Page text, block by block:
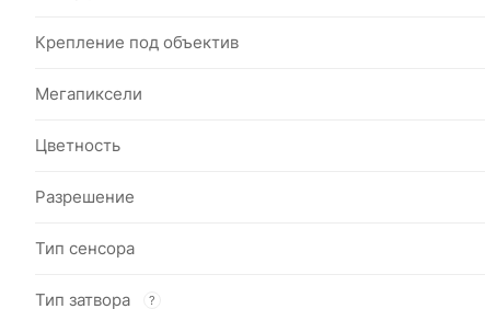
Крепление под объектив
Мегапиксели
Цветность
Разрешение
Тип сенсора
Тип затвора ?